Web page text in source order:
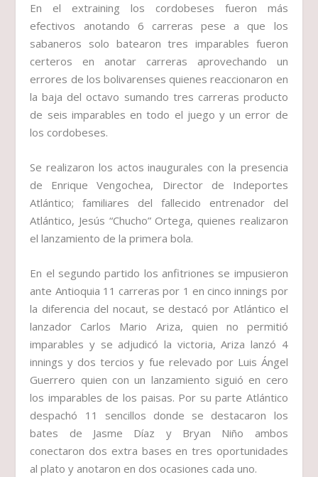
En el extraining los cordobeses fueron más
efectivos anotando 6 carreras pese a que los
sabaneros solo batearon tres imparables fueron
certeros en anotar carreras aprovechando un
errores de los bolivarenses quienes reaccionaron en
la baja del octavo sumando tres carreras producto
de seis imparables en todo el juego y un error de
los cordobeses.
Se realizaron los actos inaugurales con la presencia
de Enrique Vengochea, Director de Indeportes
Atlántico; familiares del fallecido entrenador del
Atlántico, Jesús “Chucho” Ortega, quienes realizaron
el lanzamiento de la primera bola.
En el segundo partido los anfitriones se impusieron
ante Antioquia 11 carreras por 1 en cinco innings por
la diferencia del nocaut, se destacó por Atlántico el
lanzador Carlos Mario Ariza, quien no permitió
imparables y se adjudicó la victoria, Ariza lanzó 4
innings y dos tercios y fue relevado por Luis Ángel
Guerrero quien con un lanzamiento siguió en cero
los imparables de los paisas. Por su parte Atlántico
despachó 11 sencillos donde se destacaron los
bates de Jasme Díaz y Bryan Niño ambos
conectaron dos extra bases en tres oportunidades
al plato y anotaron en dos ocasiones cada uno.